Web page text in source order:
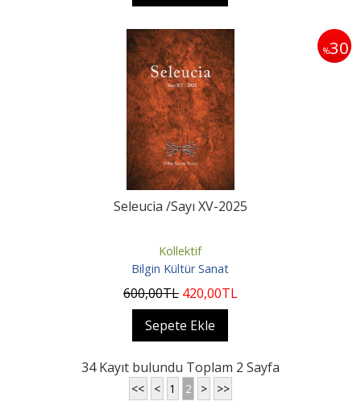
%30
Seleucia /Sayı XV-2025
Kollektif
Bilgin Kültür Sanat
600,00TL 420,00TL
Sepete Ekle
34 Kayıt bulundu Toplam 2 Sayfa
<< < 1 2 > >>